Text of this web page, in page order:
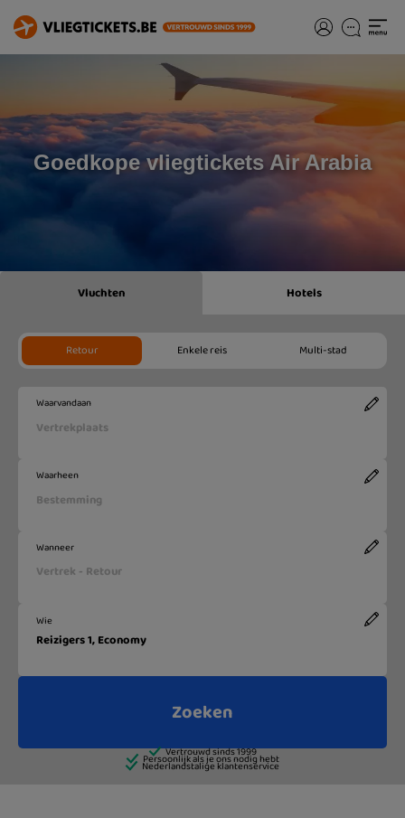
Goedkope vliegtickets Air Arabia